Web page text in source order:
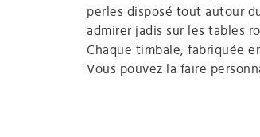
perles disposé tout autour
admirer jadis sur les tables
Chaque timbale, fabriquée
Vous pouvez la faire